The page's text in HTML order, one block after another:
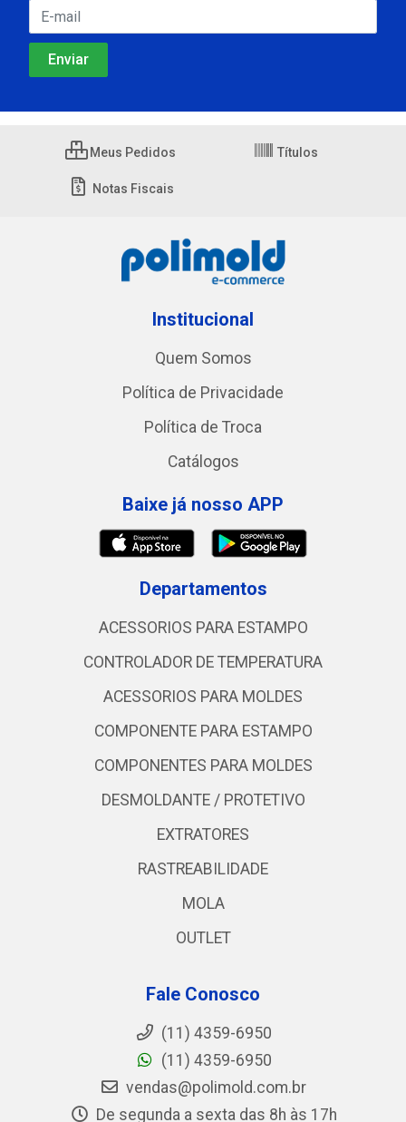
Meus Pedidos Títulos
Notas Fiscais
Institucional
Quem Somos
Política de Privacidade
Política de Troca
Catálogos
Baixe já nosso APP
Departamentos
ACESSORIOS PARA ESTAMPO
CONTROLADOR DE TEMPERATURA
ACESSORIOS PARA MOLDES
COMPONENTE PARA ESTAMPO
COMPONENTES PARA MOLDES
DESMOLDANTE / PROTETIVO
EXTRATORES
RASTREABILIDADE
MOLA
OUTLET
Fale Conosco
(11) 4359-6950
(11) 4359-6950
vendas@polimold.com.br
De segunda a sexta das 8h às 17h